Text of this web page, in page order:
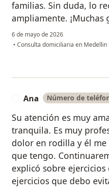
familias. Sin duda, lo
ampliamente. ¡Muchas
6 de mayo de 2026
• Consulta domiciliaria en Medellin
Ana Número de
Su atención es muy
tranquila. Es muy
dolor en rodilla y él
que tengo.
explicó sobre
ejercicios que debo